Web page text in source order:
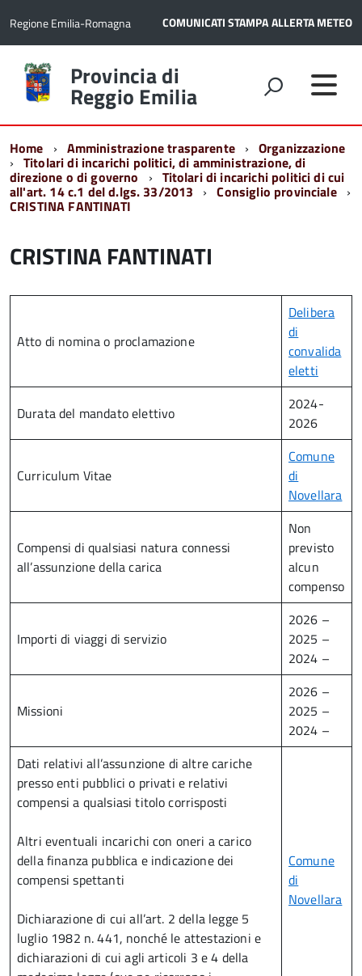
Regione Emilia-Romagna COMUNICATI STAMPAALLERTA METEO
Torna
alla
home
Provincia di
Reggio Emilia
Home Amministrazione trasparente Organizzazione
Titolari di incarichi politici, di amministrazione, di
direzione o di governo Titolari di incarichi politici di cui
all'art. 14 c.1 del d.lgs. 33/2013 Consiglio provinciale
CRISTINA FANTINATI
CRISTINA FANTINATI
Atto di nomina o proclamazione
Delibera
di
convalida
eletti
Durata del mandato elettivo
2024-
2026
Curriculum Vitae
Comune
di
Novellara
Compensi di qualsiasi natura connessi
all’assunzione della carica
Non
previsto
alcun
compenso
Importi di viaggi di servizio
2026 –
2025 –
2024 –
Missioni
2026 –
2025 –
2024 –
Dati relativi all’assunzione di altre cariche
presso enti pubblici o privati e relativi
compensi a qualsiasi titolo corrisposti
Altri eventuali incarichi con oneri a carico
della finanza pubblica e indicazione dei
compensi spettanti
Dichiarazione di cui all’art. 2 della legge 5
luglio 1982 n. 441, nonché le attestazioni e
dichiarazioni di cui agli articoli 3 e 4 della
Comune
di
Novellara